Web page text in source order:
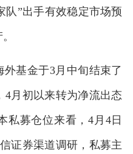
队”出手有效稳定市场预
基金于3月中旬结束了
4月初以来转为净流出态
私募仓位来看，4月4日
证券渠道调研，私募主